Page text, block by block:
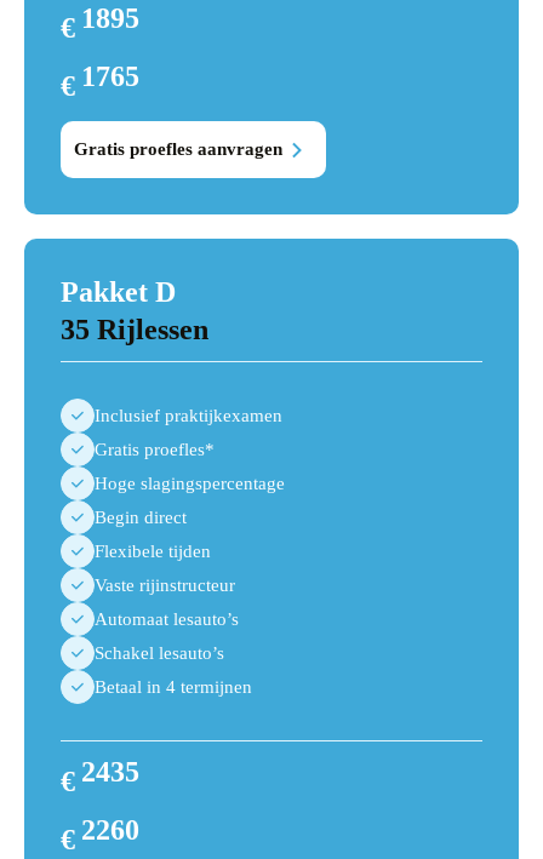
€ 1895
€ 1765
Gratis proefles aanvragen
Pakket D
35 Rijlessen
Inclusief praktijkexamen
Gratis proefles*
Hoge slagingspercentage
Begin direct
Flexibele tijden
Vaste rijinstructeur
Automaat lesauto’s
Schakel lesauto’s
Betaal in 4 termijnen
€ 2435
€ 2260